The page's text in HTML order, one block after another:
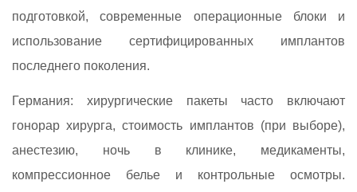
подготовкой, современные операционные блоки и
использование сертифицированных имплантов
последнего поколения.
Германия: хирургические пакеты часто включают
гонорар хирурга, стоимость имплантов (при выборе),
анестезию, ночь в клинике, медикаменты,
компрессионное белье и контрольные осмотры.